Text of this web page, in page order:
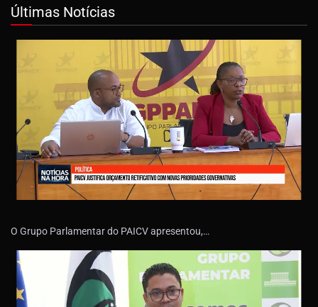
Últimas Notícias
O Grupo Parlamentar do PAICV apresentou,…